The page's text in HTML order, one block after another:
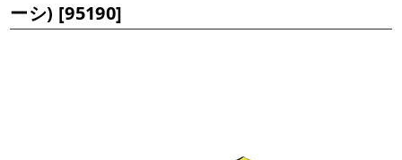
ーシ) [95190]